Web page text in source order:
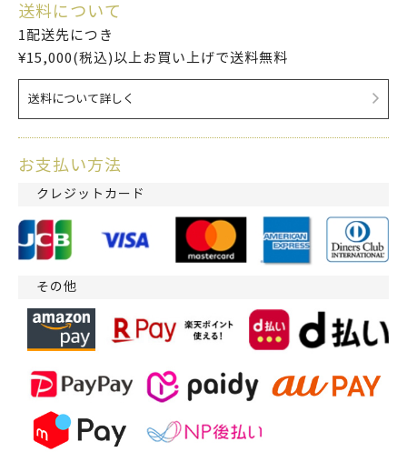
送料について
1配送先につき
¥15,000(税込)以上お買い上げで送料無料
送料について詳しく
お支払い方法
クレジットカード
その他